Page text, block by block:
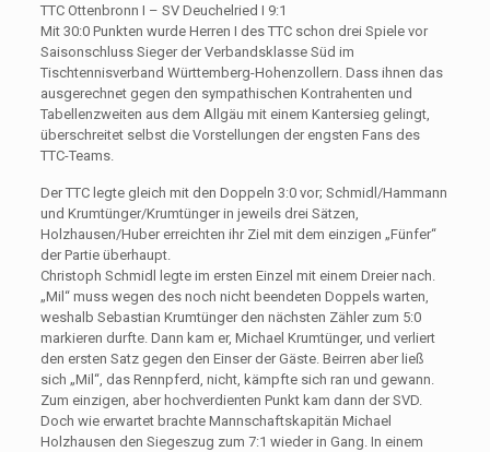
TTC Ottenbronn I – SV Deuchelried I 9:1
Mit 30:0 Punkten wurde Herren I des TTC schon drei Spiele vor
Saisonschluss Sieger der Verbandsklasse Süd im
Tischtennisverband Württemberg-Hohenzollern. Dass ihnen das
ausgerechnet gegen den sympathischen Kontrahenten und
Tabellenzweiten aus dem Allgäu mit einem Kantersieg gelingt,
überschreitet selbst die Vorstellungen der engsten Fans des
TTC-Teams.
Der TTC legte gleich mit den Doppeln 3:0 vor; Schmidl/Hammann
und Krumtünger/Krumtünger in jeweils drei Sätzen,
Holzhausen/Huber erreichten ihr Ziel mit dem einzigen „Fünfer“
der Partie überhaupt.
Christoph Schmidl legte im ersten Einzel mit einem Dreier nach.
„Mil“ muss wegen des noch nicht beendeten Doppels warten,
weshalb Sebastian Krumtünger den nächsten Zähler zum 5:0
markieren durfte. Dann kam er, Michael Krumtünger, und verliert
den ersten Satz gegen den Einser der Gäste. Beirren aber ließ
sich „Mil“, das Rennpferd, nicht, kämpfte sich ran und gewann.
Zum einzigen, aber hochverdienten Punkt kam dann der SVD.
Doch wie erwartet brachte Mannschaftskapitän Michael
Holzhausen den Siegeszug zum 7:1 wieder in Gang. In einem